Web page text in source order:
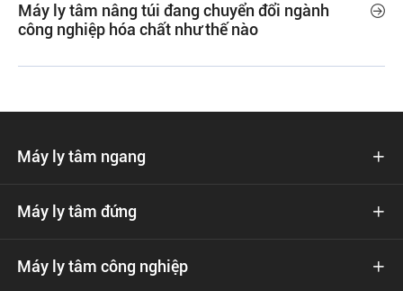
Máy ly tâm nâng túi đang chuyển đổi ngành
công nghiệp hóa chất như thế nào

Máy ly tâm ngang 
Máy ly tâm đứng 
Máy ly tâm công nghiệp 